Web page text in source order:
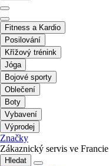
Fitness a Kardio
Posilování
Křížový trénink
Jóga
Bojové sporty
Oblečení
Boty
Vybavení
Výprodej
Značky
Zákaznický servis ve Francie
Hledat